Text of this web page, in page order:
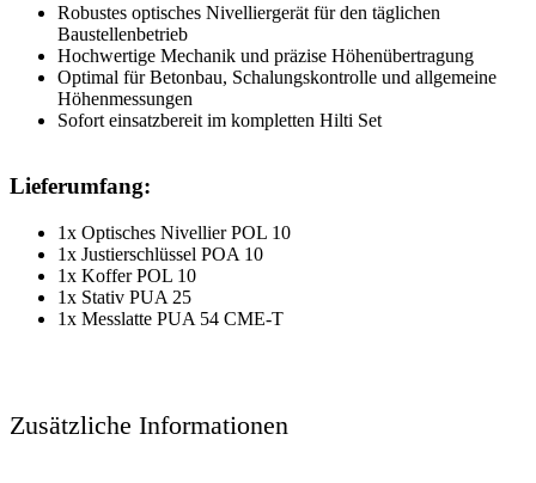
Robustes optisches Nivelliergerät für den täglichen
Baustellenbetrieb
Hochwertige Mechanik und präzise Höhenübertragung
Optimal für Betonbau, Schalungskontrolle und allgemeine
Höhenmessungen
Sofort einsatzbereit im kompletten Hilti Set
Lieferumfang:
1x Optisches Nivellier POL 10
1x Justierschlüssel POA 10
1x Koffer POL 10
1x Stativ PUA 25
1x Messlatte PUA 54 CME-T
Zusätzliche Informationen